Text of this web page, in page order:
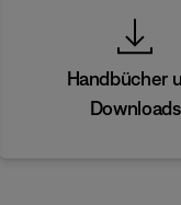
Handbücher
Downloads